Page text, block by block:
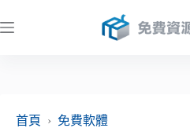
至
首頁
› 免費軟體